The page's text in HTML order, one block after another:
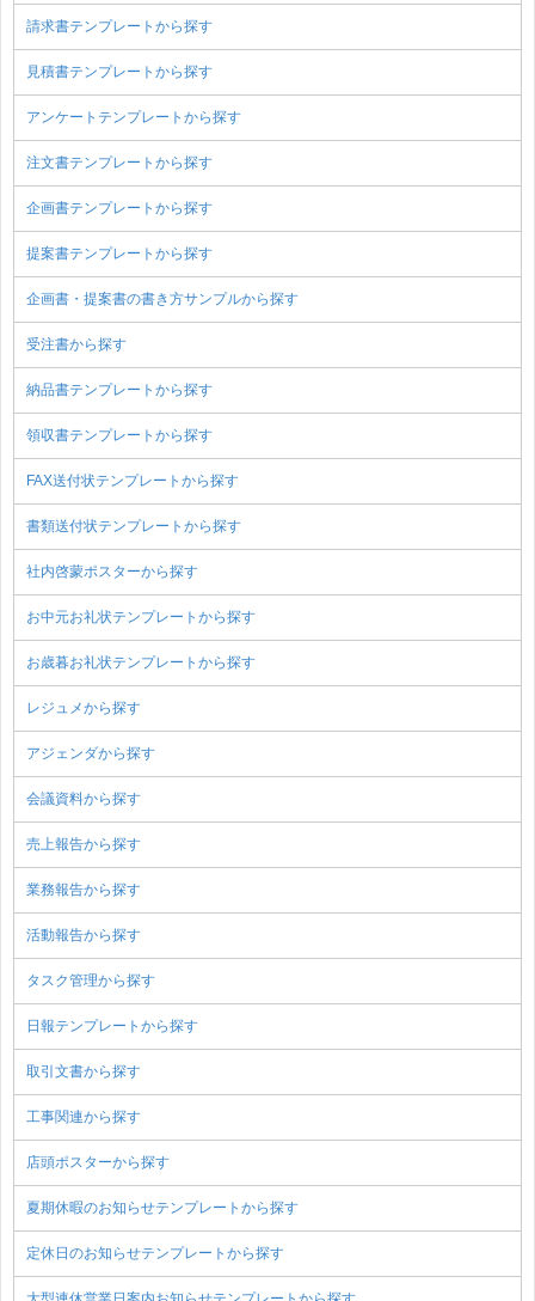
請求書テンプレートから探す
見積書テンプレートから探す
アンケートテンプレートから探す
注文書テンプレートから探す
企画書テンプレートから探す
提案書テンプレートから探す
企画書・提案書の書き方サンプルから探す
受注書から探す
納品書テンプレートから探す
領収書テンプレートから探す
FAX送付状テンプレートから探す
書類送付状テンプレートから探す
社内啓蒙ポスターから探す
お中元お礼状テンプレートから探す
お歳暮お礼状テンプレートから探す
レジュメから探す
アジェンダから探す
会議資料から探す
売上報告から探す
業務報告から探す
活動報告から探す
タスク管理から探す
日報テンプレートから探す
取引文書から探す
工事関連から探す
店頭ポスターから探す
夏期休暇のお知らせテンプレートから探す
定休日のお知らせテンプレートから探す